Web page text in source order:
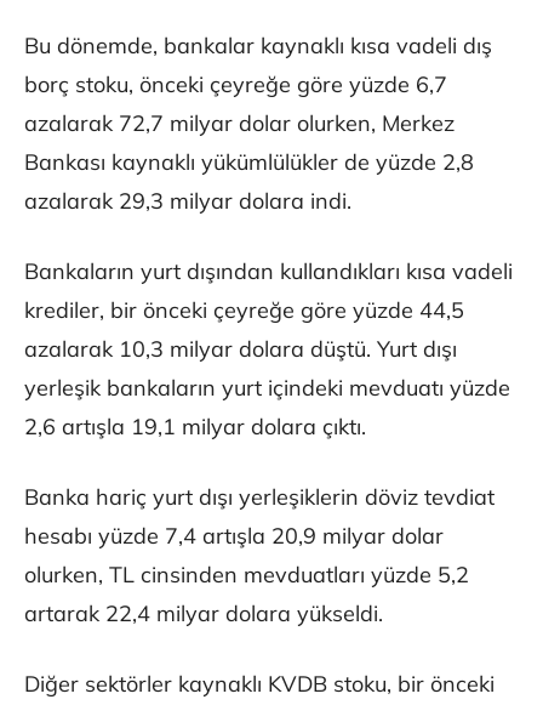
Bu dönemde, bankalar kaynaklı kısa vadeli dış
borç stoku, önceki çeyreğe göre yüzde 6,7
azalarak 72,7 milyar dolar olurken, Merkez
Bankası kaynaklı yükümlülükler de yüzde 2,8
azalarak 29,3 milyar dolara indi.
Bankaların yurt dışından kullandıkları kısa vadeli
krediler, bir önceki çeyreğe göre yüzde 44,5
azalarak 10,3 milyar dolara düştü. Yurt dışı
yerleşik bankaların yurt içindeki mevduatı yüzde
2,6 artışla 19,1 milyar dolara çıktı.
Banka hariç yurt dışı yerleşiklerin döviz tevdiat
hesabı yüzde 7,4 artışla 20,9 milyar dolar
olurken, TL cinsinden mevduatları yüzde 5,2
artarak 22,4 milyar dolara yükseldi.
Diğer sektörler kaynaklı KVDB stoku, bir önceki